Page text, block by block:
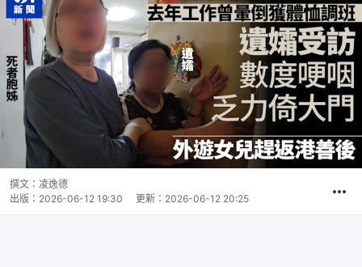
撰文： 凌逸德
出版： 2026-06-12 19:30 更新： 2026-06-12 20:25